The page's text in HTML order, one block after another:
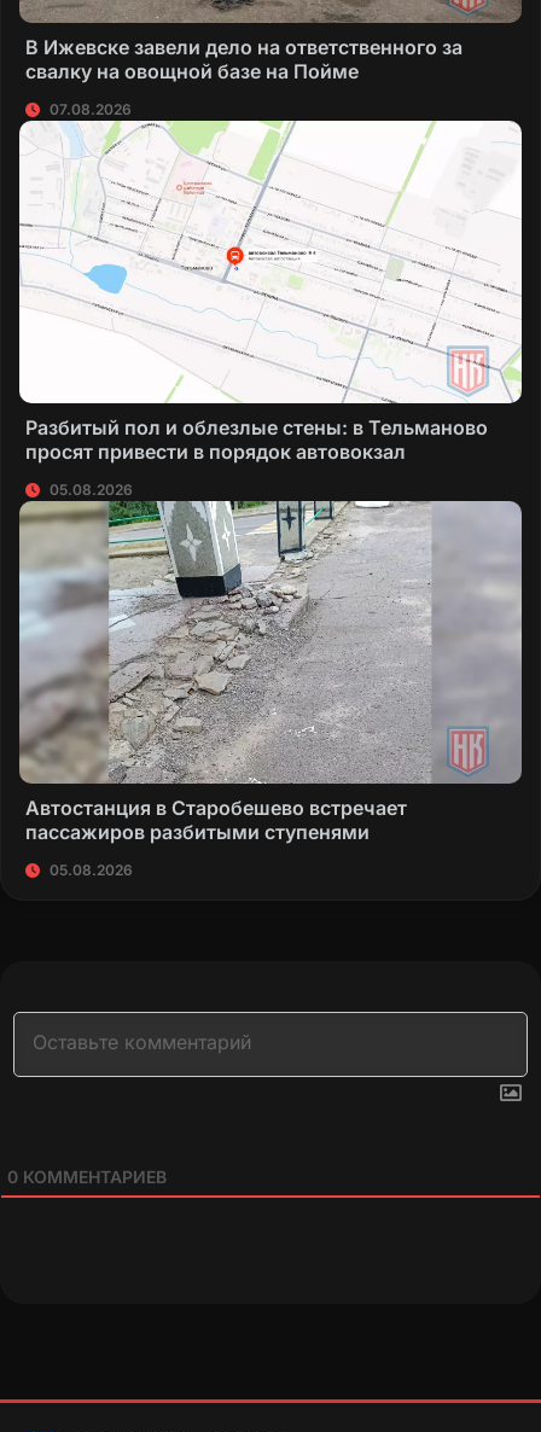
В Ижевске завели дело на ответственного за
свалку на овощной базе на Пойме
07.08.2026
Разбитый пол и облезлые стены: в Тельманово
просят привести в порядок автовокзал
05.08.2026
Автостанция в Старобешево встречает
пассажиров разбитыми ступенями
05.08.2026
0 КОММЕНТАРИЕВ